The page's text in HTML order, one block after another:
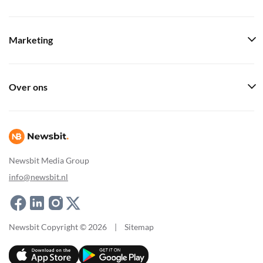
Newsbit Media Group
info@newsbit.nl
Marketing
Over ons
Newsbit Copyright © 2026 | Sitemap